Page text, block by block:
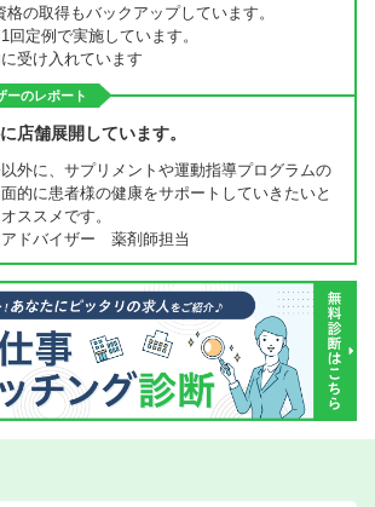
の取得もバックアップしています。
定例で実施しています。
受け入れています
ーのレポート
店舗展開しています。
外に、サプリメントや運動指導プログラムの
的に患者様の健康をサポートしていきたいと
ススメです。
アドバイザー 薬剤師担当